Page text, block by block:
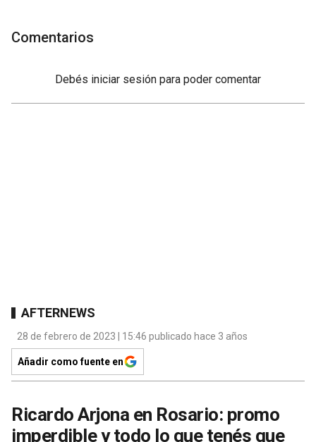
Comentarios
Debés iniciar sesión para poder comentar
AFTERNEWS
28 de febrero de 2023 | 15:46 publicado hace 3 años
Añadir como fuente en
Ricardo Arjona en Rosario: promo
imperdible y todo lo que tenés que